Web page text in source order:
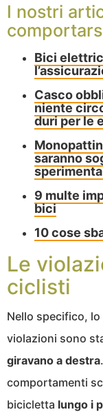
I nostri
Bici
Casco
niente
duri per le
saranno
9 multe
bici
10 cose
Le
ciclisti
Nello specifico,
violazioni sono
giravano a destra
comportamenti
bicicletta lungo i